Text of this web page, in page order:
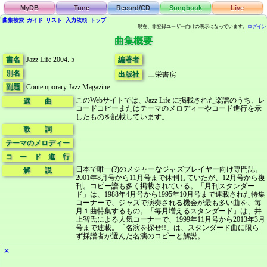
MyDB Tune Record/CD Songbook Live
曲集検索 ガイド リスト 入力依頼 トップ
現在、非登録ユーザー向けの表示になっています。 ログイン
曲集概要
書名
Jazz Life 2004. 5
別名
副題
Contemporary Jazz Magazine
編著者
出版社
三栄書房
選 曲
このWebサイトでは、Jazz Life に掲載された楽譜のうち、レ
コードコピーまたはテーマのメロディーやコード進行を示
したものを記載しています。
歌 詞
テーマのメロディー
コ ー ド 進 行
解 説
日本で唯一(?)のメジャーなジャズプレイヤー向け専門誌。
2001年8月号から11月号まで休刊していたが、12月号から復
刊。コピー譜も多く掲載されている。「月刊スタンダー
ド」は、1988年4月号から1995年10月号まで連載された特集
コーナーで、ジャズで演奏される機会が最も多い曲を、毎
月１曲特集するもの。「毎月増えるスタンダード」は、井
上智氏による人気コーナーで、1999年11月号から2013年3月
号まで連載。「名演を探せ!!」は、スタンダード曲に限ら
ず採譜者が選んだ名演のコピーと解説。
✕